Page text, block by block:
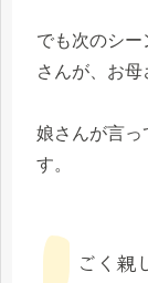
でも次のシ
さんが、お母
娘さんが言っ
す。
ごく親